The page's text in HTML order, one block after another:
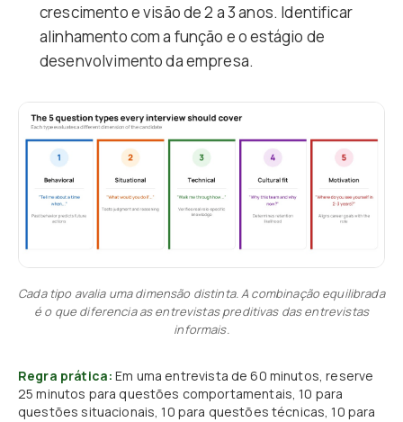
crescimento e visão de 2 a 3 anos. Identificar
alinhamento com a função e o estágio de
desenvolvimento da empresa.
Cada tipo avalia uma dimensão distinta. A combinação equilibrada
é o que diferencia as entrevistas preditivas das entrevistas
informais.
Regra prática: Em uma entrevista de 60 minutos, reserve
25 minutos para questões comportamentais, 10 para
questões situacionais, 10 para questões técnicas, 10 para